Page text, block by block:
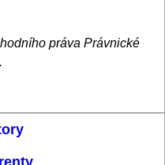
práva Právnické